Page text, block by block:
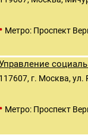
• Метро: Проспект
117607, г. Москва,
• Метро: Проспект